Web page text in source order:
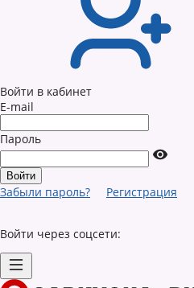
Войти в кабинет
E-mail
Пароль
Забыли пароль? Регистрация
Войти через соцсети: